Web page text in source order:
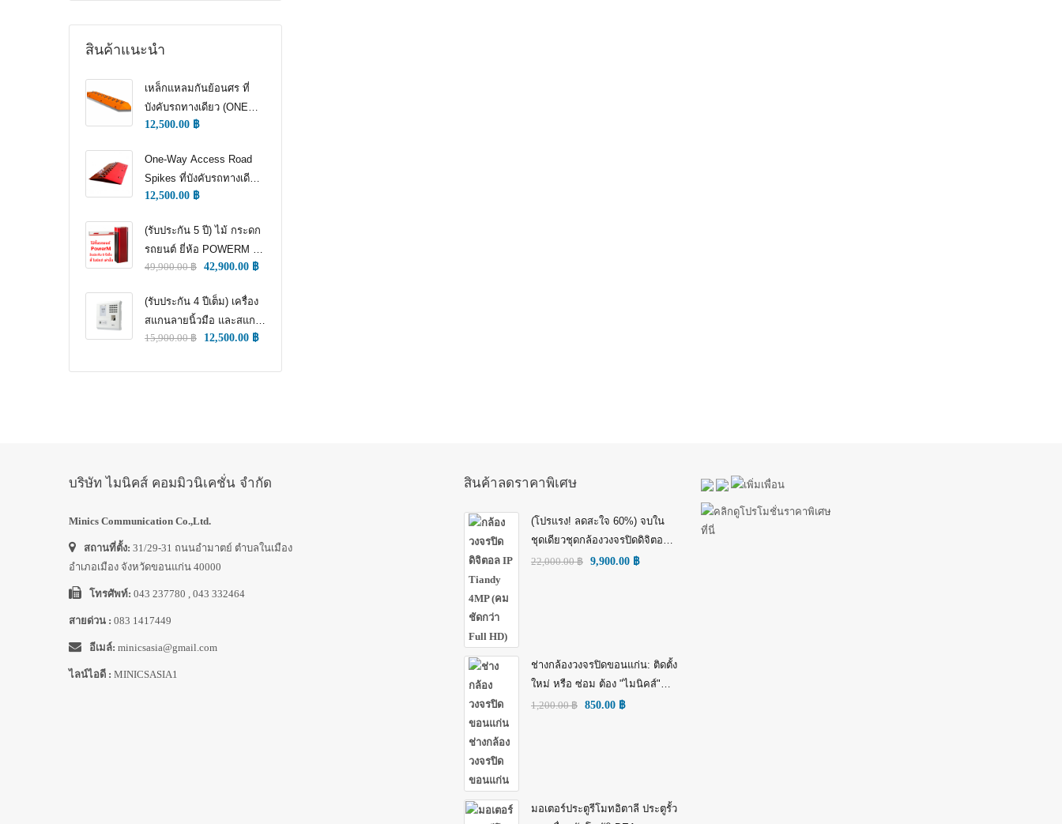
สินค้าแนะนำ
เหล็กแหลมกันย้อนศร ที่
บังคับรถทางเดียว (ONE
WAY TRAFFIC
12,500.00 ฿
One-Way Access Road
Spikes ที่บังคับรถทางเดียว
(ONE WAY TRAFFIC
ล้อ)
12,500.00 ฿
(รับประกัน 5 ปี) ไม้ กระดก
รถยนต์ ยี่ห้อ POWERM รุ่น
9000 ทนทานสูงที่สุด อึด
49,900.00฿ 42,900.00 ฿
(รับประกัน 4 ปีเต็ม) เครื่อง
สแกนลายนิ้วมือ และสแกน
ใบหน้า สำหรับลงเวลา
15,900.00฿ 12,500.00 ฿
บริษัท ไมนิคส์ คอมมิวนิเคชั่น จำกัด
Minics Communication Co.,Ltd.
สถานที่ตั้ง: 31/29-31 ถนนอำมาตย์ ตำบลในเมือง
อำเภอเมือง จังหวัดขอนแก่น 40000
โทรศัพท์: 043 237780 , 043 332464
สายด่วน : 083 1417449
อีเมล์: minicsasia@gmail.com
ไลน์ไอดี : MINICSASIA1
สินค้าลดราคาพิเศษ
(โปรแรง! ลดสะใจ 60%) จบใน
ชุดเดียวชุดกล้องวงจรปิดดิจิตอล
IP Tiandy 4MP (คมชัดกว่า Full
22,000.00฿ 9,900.00 ฿
ช่างกล้องวงจรปิดขอนแก่น: ติดตั้ง
ใหม่ หรือ ซ่อม ต้อง "ไมนิคส์"
(MINICS)
1,200.00฿ 850.00 ฿
มอเตอร์ประตูรีโมทอิตาลี ประตูรั้ว